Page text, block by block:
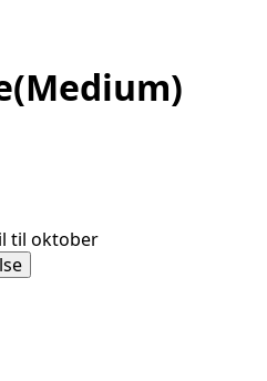
til oktober